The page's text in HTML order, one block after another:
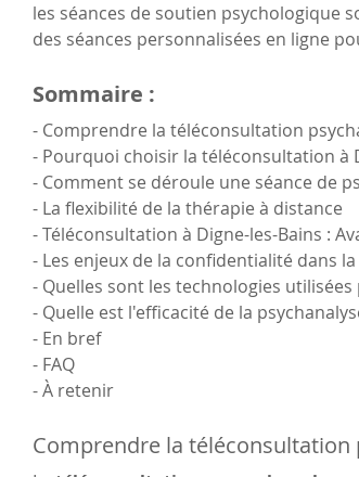
les séances de soutien psychologique
des séances personnalisées en ligne
Sommaire :
- Comprendre la téléconsultation
- Pourquoi choisir la téléconsultation à
- Comment se déroule une séance de
- La flexibilité de la thérapie à distance
- Téléconsultation à Digne-les-Bains :
- Les enjeux de la confidentialité dans
- Quelles sont les technologies
- Quelle est l'efficacité de la
- En bref
- FAQ
- À retenir
Comprendre la téléconsultation